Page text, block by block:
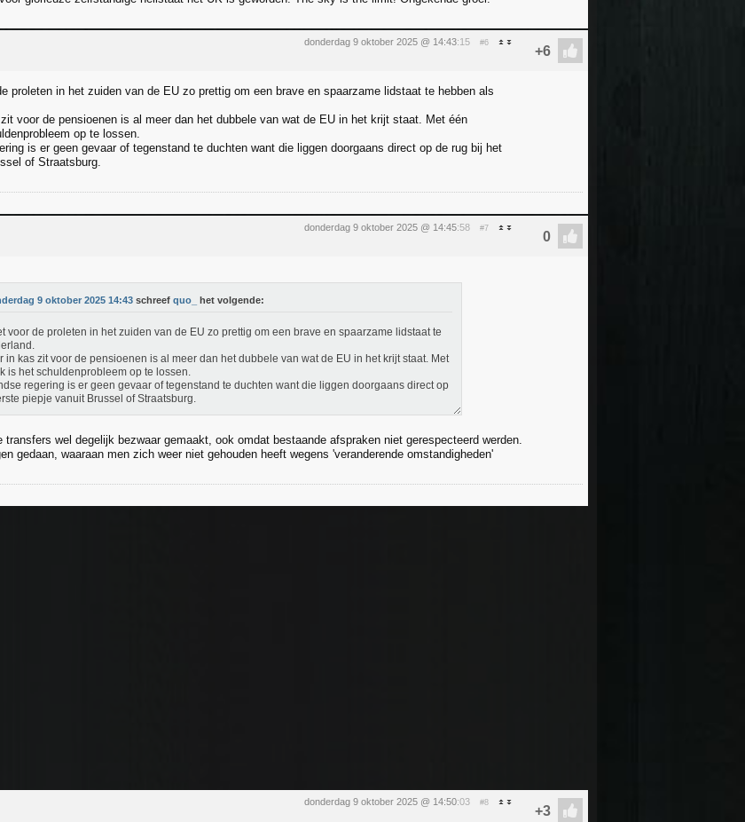
donderdag 9 oktober 2025 @ 14:43:15 #6
proleten in het zuiden van de EU zo prettig om een brave en spaarzame lidstaat te hebben als
voor de pensioenen is al meer dan het dubbele van wat de EU in het krijt staat. Met één
op te lossen.
is er geen gevaar of tegenstand te duchten want die liggen doorgaans direct op de rug bij het
of Straatsburg.
donderdag 9 oktober 2025 @ 14:45:58 #7
9 oktober 2025 14:43 schreef quo_ het volgende:
voor de proleten in het zuiden van de EU zo prettig om een brave en spaarzame lidstaat te
in kas zit voor de pensioenen is al meer dan het dubbele van wat de EU in het krijt staat. Met
is het schuldenprobleem op te lossen.
regering is er geen gevaar of tegenstand te duchten want die liggen doorgaans direct op
piepje vanuit Brussel of Straatsburg.
transfers wel degelijk bezwaar gemaakt, ook omdat bestaande afspraken niet gerespecteerd werden.
gedaan, waaraan men zich weer niet gehouden heeft wegens 'veranderende omstandigheden'
donderdag 9 oktober 2025 @ 14:50:03 #8